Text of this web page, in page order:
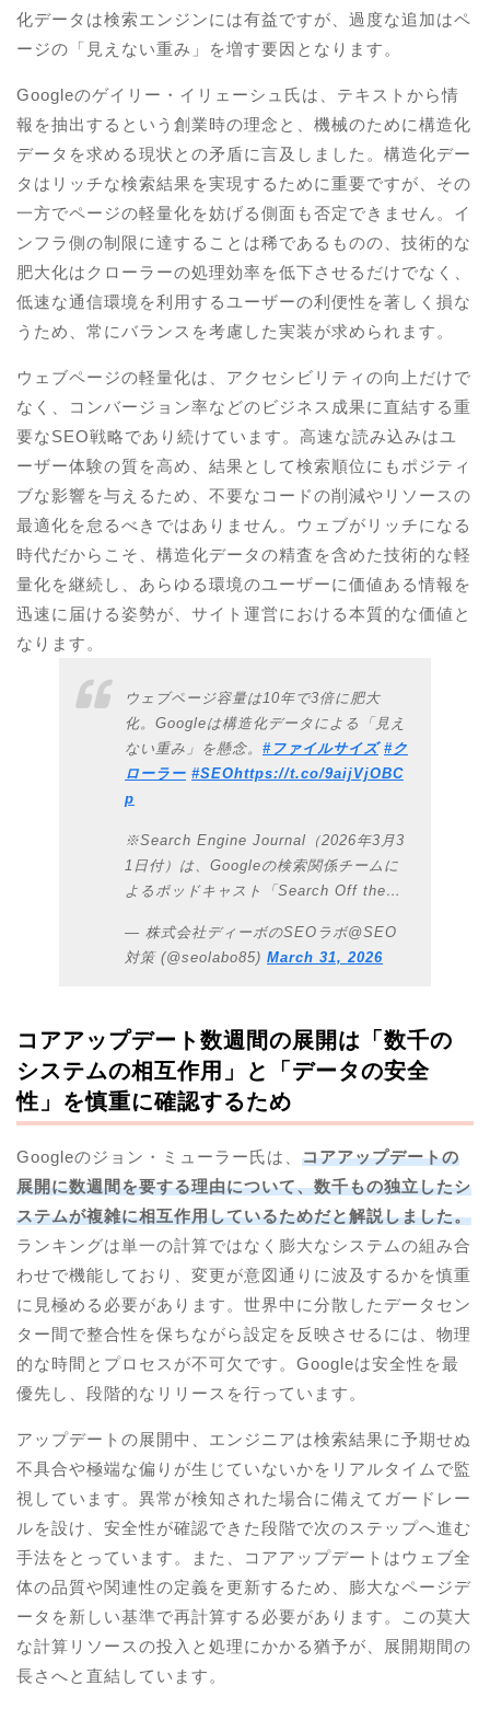
化データは検索エンジンには有益ですが、過度な追加はペ
ージの「見えない重み」を増す要因となります。
Googleのゲイリー・イリェーシュ氏は、テキストから情
報を抽出するという創業時の理念と、機械のために構造化
データを求める現状との矛盾に言及しました。構造化デー
タはリッチな検索結果を実現するために重要ですが、その
一方でページの軽量化を妨げる側面も否定できません。イ
ンフラ側の制限に達することは稀であるものの、技術的な
肥大化はクローラーの処理効率を低下させるだけでなく、
低速な通信環境を利用するユーザーの利便性を著しく損な
うため、常にバランスを考慮した実装が求められます。
ウェブページの軽量化は、アクセシビリティの向上だけで
なく、コンバージョン率などのビジネス成果に直結する重
要なSEO戦略であり続けています。高速な読み込みはユ
ーザー体験の質を高め、結果として検索順位にもポジティ
ブな影響を与えるため、不要なコードの削減やリソースの
最適化を怠るべきではありません。ウェブがリッチになる
時代だからこそ、構造化データの精査を含めた技術的な軽
量化を継続し、あらゆる環境のユーザーに価値ある情報を
迅速に届ける姿勢が、サイト運営における本質的な価値と
なります。
ウェブページ容量は10年で3倍に肥大
化。Googleは構造化データによる「見え
ない重み」を懸念。 #ファイルサイズ #ク
ローラー #SEOhttps://t.co/9aijVjOBC
p
※Search Engine Journal（2026年3月3
1日付）は、Googleの検索関係チームに
よるポッドキャスト「Search Off the…
— 株式会社ディーボのSEOラボ@SEO
対策 (@seolabo85) March 31, 2026
コアアップデート数週間の展開は「数千の
システムの相互作用」と「データの安全
性」を慎重に確認するため
Googleのジョン・ミューラー氏は、 コアアップデートの
展開に数週間を要する理由について、数千もの独立したシ
ステムが複雑に相互作用しているためだと解説しました。
ランキングは単一の計算ではなく膨大なシステムの組み合
わせで機能しており、変更が意図通りに波及するかを慎重
に見極める必要があります。世界中に分散したデータセン
ター間で整合性を保ちながら設定を反映させるには、物理
的な時間とプロセスが不可欠です。Googleは安全性を最
優先し、段階的なリリースを行っています。
アップデートの展開中、エンジニアは検索結果に予期せぬ
不具合や極端な偏りが生じていないかをリアルタイムで監
視しています。異常が検知された場合に備えてガードレー
ルを設け、安全性が確認できた段階で次のステップへ進む
手法をとっています。また、コアアップデートはウェブ全
体の品質や関連性の定義を更新するため、膨大なページデ
ータを新しい基準で再計算する必要があります。この莫大
な計算リソースの投入と処理にかかる猶予が、展開期間の
長さへと直結しています。